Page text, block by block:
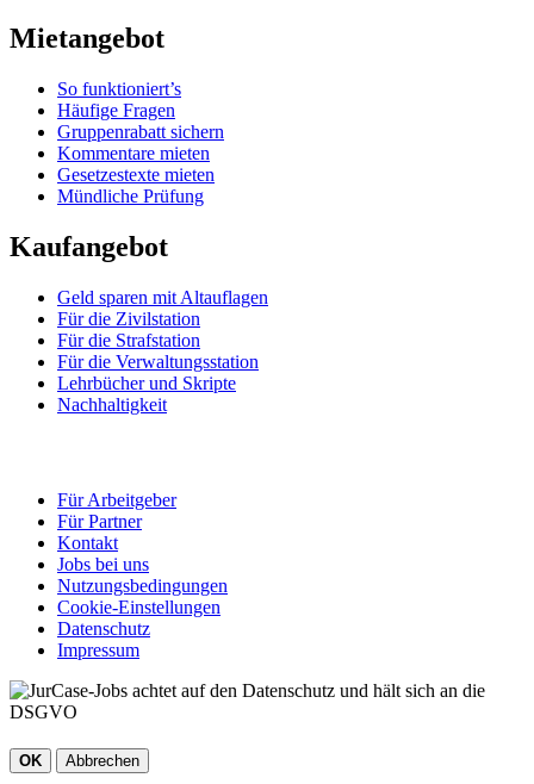
Mietangebot
So funktioniert’s
Häufige Fragen
Gruppenrabatt sichern
Kommentare mieten
Gesetzestexte mieten
Mündliche Prüfung
Kaufangebot
Geld sparen mit Altauflagen
Für die Zivilstation
Für die Strafstation
Für die Verwaltungsstation
Lehrbücher und Skripte
Nachhaltigkeit
Für Arbeitgeber
Für Partner
Kontakt
Jobs bei uns
Nutzungsbedingungen
Cookie-Einstellungen
Datenschutz
Impressum
OK Abbrechen